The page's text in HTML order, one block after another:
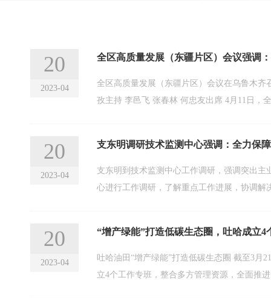
20
2023-04
全区高质量发展（东疆片区）会议强调
全区高质量发展（东疆片区）会议在乌鲁木
孜主持 李邑飞
20
2023-04
支东明调研技术监测中心强调：全力保
支东明到技术监测中心工作调研，强调突出主业主责 提升服务质量 全力保
心进行工作调研，了解重点工作进展，协调
20
2023-04
“增产绿能”打造低碳生态圈，吐哈成立4
吐哈油田“增产绿能”打造低碳生态圈 截至3月21日，吐哈油田新能源发电项目今年已累计发电1556万千瓦时。 今年，吐哈油田完善“双碳”“双新”工作领导小组，成
立4个工作专班，整合多方管理资源，全面推